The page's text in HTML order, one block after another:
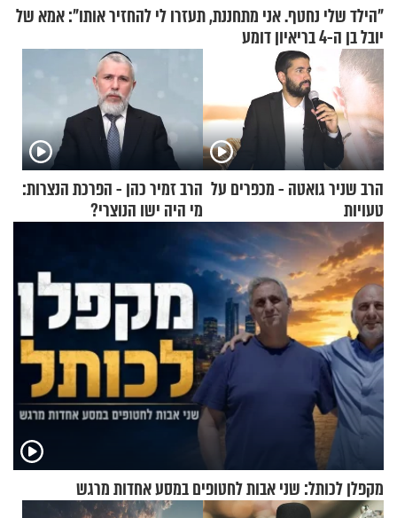
"הילד שלי נחטף. אני מתחננת, תעזרו לי להחזיר אותו": אמא של
יובל בן ה-4 בריאיון דומע
הרב שניר גואטה - מכפרים על
טעויות
הרב זמיר כהן - הפרכת הנצרות:
מי היה ישו הנוצרי?
מקפלן לכותל: שני אבות לחטופים במסע אחדות מרגש